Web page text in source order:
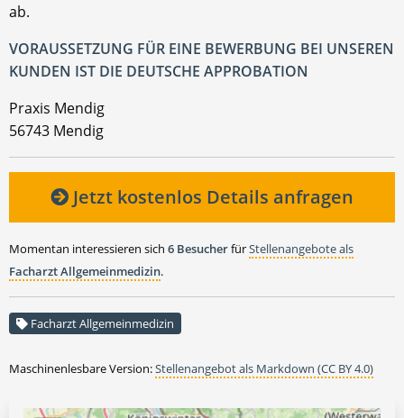
ab.
VORAUSSETZUNG FÜR EINE BEWERBUNG BEI UNSEREN
KUNDEN IST DIE DEUTSCHE APPROBATION
Praxis Mendig
56743 Mendig
Jetzt kostenlos Details anfragen
Momentan interessieren sich 6 BesucherfürStellenangebote als
Facharzt Allgemeinmedizin.
Facharzt Allgemeinmedizin
Maschinenlesbare Version:Stellenangebot als Markdown (CC BY 4.0)